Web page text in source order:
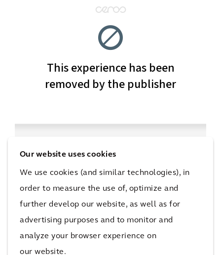
Our website uses cookies
We use cookies (and similar technologies), in
order to measure the use of, optimize and
further develop our website, as well as for
advertising purposes and to monitor and
analyze your browser experience on
our website.
Erhalten Sie weitere Einblicke